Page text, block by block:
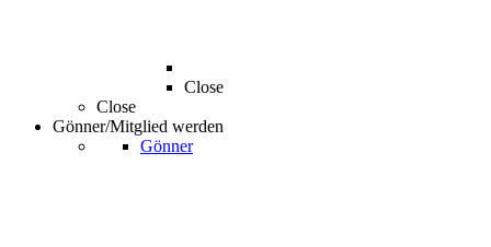
Close
Close
Gönner/Mitglied werden
Gönner